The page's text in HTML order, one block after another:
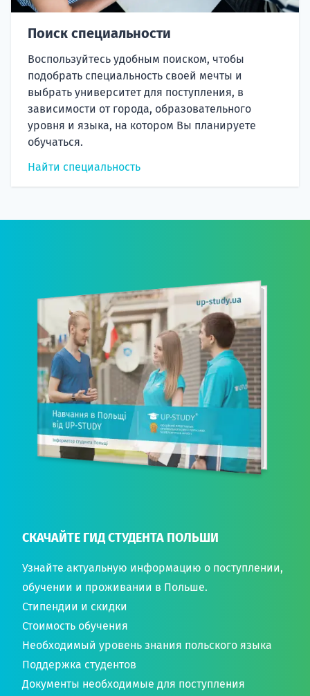
Поиск специальности
Воспользуйтесь удобным поиском, чтобы
подобрать специальность своей мечты и
выбрать университет для поступления, в
зависимости от города, образовательного
уровня и языка, на котором Вы планируете
обучаться.
Найти специальность
СКАЧАЙТЕ ГИД СТУДЕНТА ПОЛЬШИ
Узнайте актуальную информацию о поступлении,
обучении и проживании в Польше.
Стипендии и скидки
Стоимость обучения
Необходимый уровень знания польского языка
Поддержка студентов
Документы необходимые для поступления